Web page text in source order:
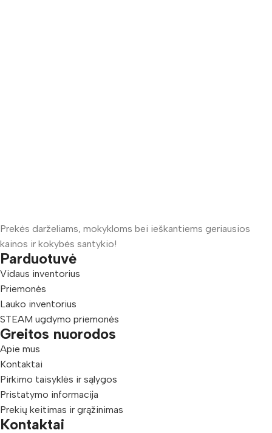
Prekės darželiams, mokykloms bei ieškantiems geriausios
kainos ir kokybės santykio!
Parduotuvė
Vidaus inventorius
Priemonės
Lauko inventorius
STEAM ugdymo priemonės
Greitos nuorodos
Apie mus
Kontaktai
Pirkimo taisyklės ir sąlygos
Pristatymo informacija
Prekių keitimas ir grąžinimas
Kontaktai